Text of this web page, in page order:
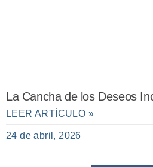
La Cancha de los Deseos
LEER ARTÍCULO »
24 de abril, 2026